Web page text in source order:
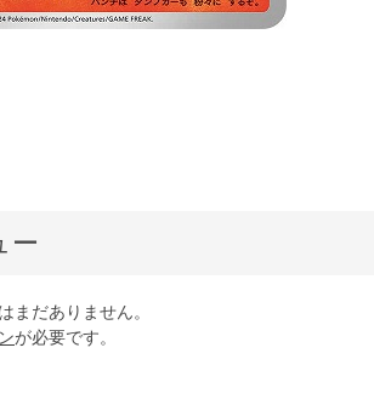
ー
まだありません。
が必要です。